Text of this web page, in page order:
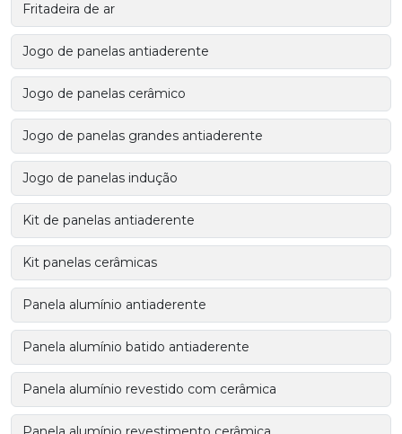
Fritadeira de ar
Jogo de panelas antiaderente
Jogo de panelas cerâmico
Jogo de panelas grandes antiaderente
Jogo de panelas indução
Kit de panelas antiaderente
Kit panelas cerâmicas
Panela alumínio antiaderente
Panela alumínio batido antiaderente
Panela alumínio revestido com cerâmica